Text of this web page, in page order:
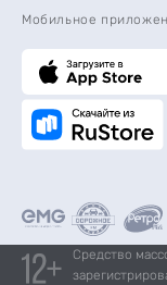
Мобильное
Средство